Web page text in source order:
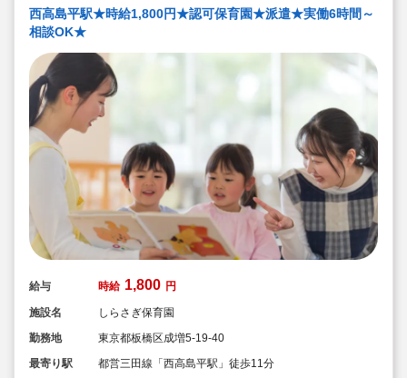
西高島平駅★時給1,800円★認可保育園★派遣★実働6時間～
相談OK★
給与 時給 1,800 円
施設名
しらさぎ保育園
勤務地
東京都板橋区成増5-19-40
最寄り駅
都営三田線「西高島平駅」徒歩11分